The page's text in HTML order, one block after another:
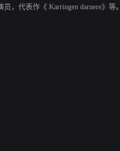
，代表作《 Karringen darnere》等。